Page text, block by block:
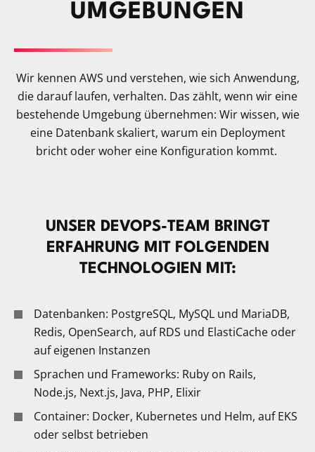
UMGEBUNGEN
Wir kennen AWS und verstehen, wie sich Anwendung,
die darauf laufen, verhalten. Das zählt, wenn wir eine
bestehende Umgebung übernehmen: Wir wissen, wie
eine Datenbank skaliert, warum ein Deployment
bricht oder woher eine Konfiguration kommt.
UNSER DEVOPS-TEAM BRINGT
ERFAHRUNG MIT FOLGENDEN
TECHNOLOGIEN MIT:
Datenbanken: PostgreSQL, MySQL und MariaDB,
Redis, OpenSearch, auf RDS und ElastiCache oder
auf eigenen Instanzen
Sprachen und Frameworks: Ruby on Rails,
Node.js, Next.js, Java, PHP, Elixir
Container: Docker, Kubernetes und Helm, auf EKS
oder selbst betrieben